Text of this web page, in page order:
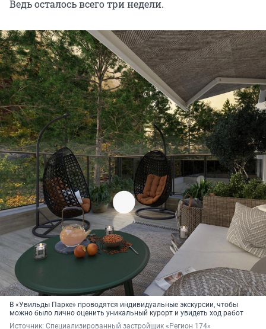
Ведь осталось всего три недели.
В «Увильды Парке» проводятся индивидуальные экскурсии, чтобы
можно было лично оценить уникальный курорт и увидеть ход работ
Источник: Специализированный застройщик «Регион 174»